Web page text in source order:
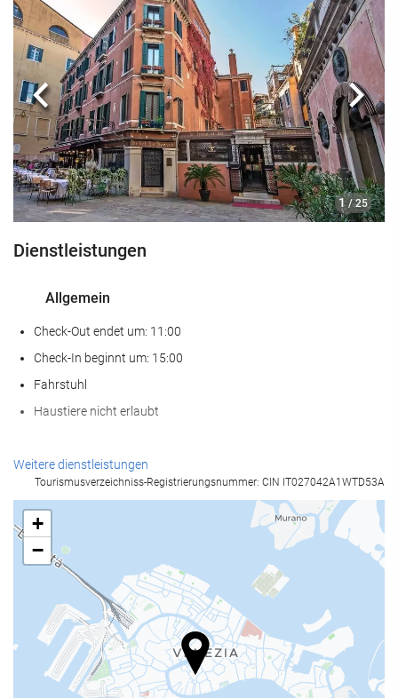
1 / 25
Zurück
Dienstleistungen
Allgemein
Check-Out endet um: 11:00
Check-In beginnt um: 15:00
Fahrstuhl
Haustiere nicht erlaubt
Empfangsdienste
Gepäckaufbewahrung
Nahrungsmittel und Getränke
À-la-carte-Restaurant
Bar
Internet
Weitere dienstleistungen
Tourismusverzeichniss-Registrierungsnummer: CIN IT027042A1WTD53A
+
−